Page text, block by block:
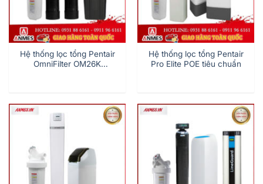
Hệ thống lọc tổng Pentair
OmniFilter OM26K
Hệ thống lọc tổng Pentair
Pro Elite POE tiêu chuẩn